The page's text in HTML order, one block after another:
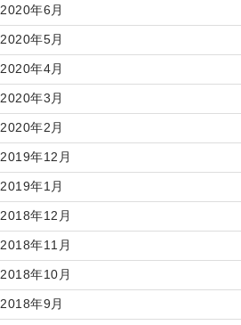
2020年6月
2020年5月
2020年4月
2020年3月
2020年2月
2019年12月
2019年1月
2018年12月
2018年11月
2018年10月
2018年9月